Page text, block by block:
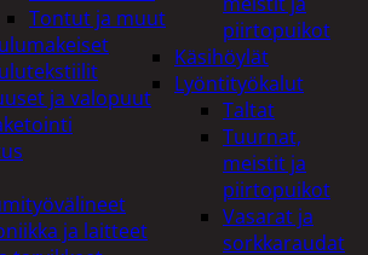
piirtopuikot
Käsihöylät
Lyöntityökalut
Taltat
Tuurnat,
meistit ja
piirtopuikot
Vasarat ja
sorkkaraudat
Tontut ja muut
ja valopuut
ja laitteet